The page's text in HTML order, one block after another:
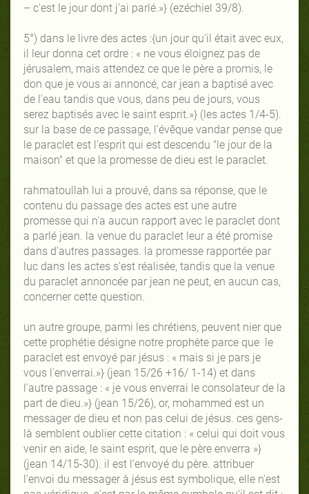
– c'est le jour dont j'ai parlé.»} (ezéchiel 39/8).
5°) dans le livre des actes :{un jour qu'il était avec eux,
il leur donna cet ordre : « ne vous éloignez pas de
jérusalem, mais attendez ce que le père a promis, le
don que je vous ai annoncé, car jean a baptisé avec
de l'eau tandis que vous, dans peu de jours, vous
serez baptisés avec le saint esprit.»} (les actes 1/4-5).
sur la base de ce passage, l'évêque vandar pense que
le paraclet est l'esprit qui est descendu "le jour de la
maison" et que la promesse de dieu est le paraclet.
rahmatoullah lui a prouvé, dans sa réponse, que le
contenu du passage des actes est une autre
promesse qui n'a aucun rapport avec le paraclet dont
a parlé jean. la venue du paraclet leur a été promise
dans d'autres passages. la promesse rapportée par
luc dans les actes s'est réalisée, tandis que la venue
du paraclet annoncée par jean ne peut, en aucun cas,
concerner cette question.
un autre groupe, parmi les chrétiens, peuvent nier que
cette prophétie désigne notre prophète parce que le
paraclet est envoyé par jésus : « mais si je pars je
vous l'enverrai.»} (jean 15/26 +16/ 1-14) et dans
l'autre passage : « je vous enverrai le consolateur de la
part de dieu.»} (jean 15/26), or, mohammed est un
messager de dieu et non pas celui de jésus. ces gens-
là semblent oublier cette citation : « celui qui doit vous
venir en aide, le saint esprit, que le père enverra »}
(jean 14/15-30). il est l'envoyé du père. attribuer
l'envoi du messager à jésus est symbolique, elle n'est